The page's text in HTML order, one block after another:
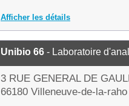
Afficher les détails
Unibio 66 - Laboratoire
3 RUE GENERAL DE
66180 Villeneuve-de-la-raho